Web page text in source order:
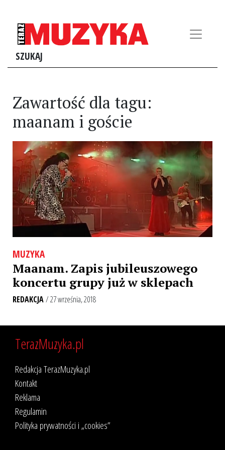
SZUKAJ
Zawartość dla tagu:
maanam i goście
MUZYKA
Maanam. Zapis jubileuszowego
koncertu grupy już w sklepach
REDAKCJA/ 27 września, 2018
TerazMuzyka.pl
Redakcja TerazMuzyka.pl
Kontakt
Reklama
Regulamin
Polityka prywatności i „cookies”